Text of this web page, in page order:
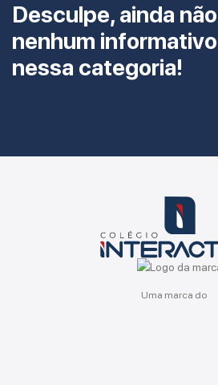
Desculpe, ainda
nenhum
nessa categoria!
Uma marca do